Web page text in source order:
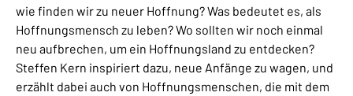
wie finden wir zu neuer Hoffnung? Was bedeutet es, als
Hoffnungsmensch zu leben? Wo sollten wir noch einmal
neu aufbrechen, um ein Hoffnungsland zu entdecken?
Steffen Kern inspiriert dazu, neue Anfänge zu wagen, und
erzählt dabei auch von Hoffnungsmenschen, die mit dem